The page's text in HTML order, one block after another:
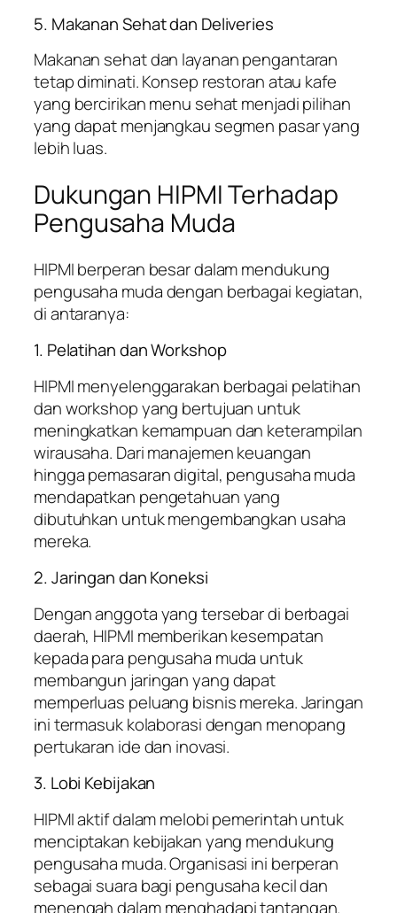
5. Makanan Sehat dan Deliveries
Makanan sehat dan layanan pengantaran
tetap diminati. Konsep restoran atau kafe
yang bercirikan menu sehat menjadi pilihan
yang dapat menjangkau segmen pasar yang
lebih luas.
Dukungan HIPMI Terhadap
Pengusaha Muda
HIPMI berperan besar dalam mendukung
pengusaha muda dengan berbagai kegiatan,
di antaranya:
1. Pelatihan dan Workshop
HIPMI menyelenggarakan berbagai pelatihan
dan workshop yang bertujuan untuk
meningkatkan kemampuan dan keterampilan
wirausaha. Dari manajemen keuangan
hingga pemasaran digital, pengusaha muda
mendapatkan pengetahuan yang
dibutuhkan untuk mengembangkan usaha
mereka.
2. Jaringan dan Koneksi
Dengan anggota yang tersebar di berbagai
daerah, HIPMI memberikan kesempatan
kepada para pengusaha muda untuk
membangun jaringan yang dapat
memperluas peluang bisnis mereka. Jaringan
ini termasuk kolaborasi dengan menopang
pertukaran ide dan inovasi.
3. Lobi Kebijakan
HIPMI aktif dalam melobi pemerintah untuk
menciptakan kebijakan yang mendukung
pengusaha muda. Organisasi ini berperan
sebagai suara bagi pengusaha kecil dan
menengah dalam menghadapi tantangan.